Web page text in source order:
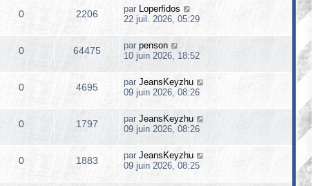
0 2206 par Loperfidos
22 juil. 2026, 05:29
0 64475 par penson
10 juin 2026, 18:52
0 4695 par JeansKeyzhu
09 juin 2026, 08:26
0 1797 par JeansKeyzhu
09 juin 2026, 08:26
0 1883 par JeansKeyzhu
09 juin 2026, 08:25